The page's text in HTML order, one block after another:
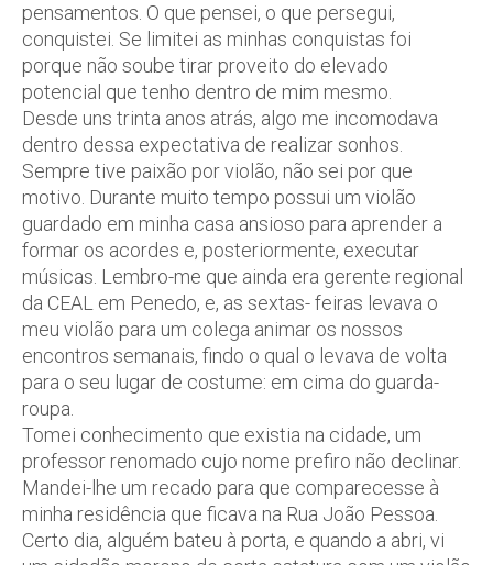
pensamentos. O que pensei, o que persegui,
conquistei. Se limitei as minhas conquistas foi
porque não soube tirar proveito do elevado
potencial que tenho dentro de mim mesmo.
Desde uns trinta anos atrás, algo me incomodava
dentro dessa expectativa de realizar sonhos.
Sempre tive paixão por violão, não sei por que
motivo. Durante muito tempo possui um violão
guardado em minha casa ansioso para aprender a
formar os acordes e, posteriormente, executar
músicas. Lembro-me que ainda era gerente regional
da CEAL em Penedo, e, as sextas- feiras levava o
meu violão para um colega animar os nossos
encontros semanais, findo o qual o levava de volta
para o seu lugar de costume: em cima do guarda-
roupa.
Tomei conhecimento que existia na cidade, um
professor renomado cujo nome prefiro não declinar.
Mandei-lhe um recado para que comparecesse à
minha residência que ficava na Rua João Pessoa.
Certo dia, alguém bateu à porta, e quando a abri, vi